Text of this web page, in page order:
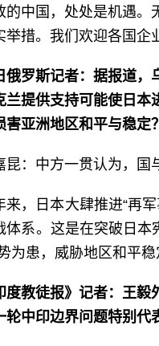
的中国，处处是机遇
举措。我们欢迎各国企
俄罗斯记者：据报道，
兰提供支持可能使日本
害亚洲地区和平与稳定？
昆：中方一贯认为，国
来，日本大肆推进“再
体系。这是在突破日本
为患，威胁地区和平
度教徒报》 记者：王毅
轮中印边界问题特别代